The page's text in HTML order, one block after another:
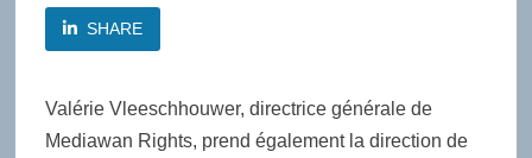
SHARE
Valérie Vleeschhouwer, directrice générale de
Mediawan Rights, prend également la direction de